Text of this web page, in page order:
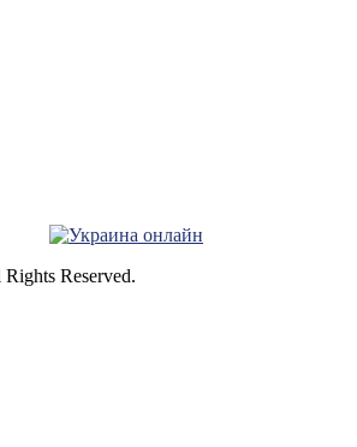
Reserved.